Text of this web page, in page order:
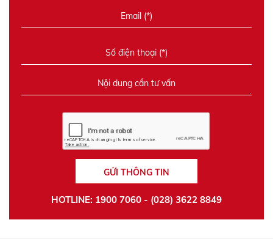
GỬI THÔNG TIN
HOTLINE: 1900 7060 - (028) 3622 8849